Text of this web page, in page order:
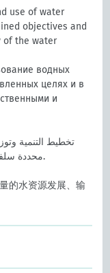
use of water
objectives and
of the water
водных
целях и в
и
محددة سلفا وبما يتناسب مع كمية الموارد المائية ونوعيتها.
的水资源发展、输